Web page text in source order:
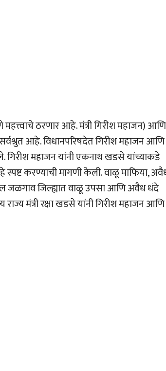
ठरणार आहे. मंत्री गिरीश महाजन) आणि
आहे. विधानपरिषदेत गिरीश महाजन आणि
गिरीश महाजन यांनी एकनाथ खडसे यांच्याकडे
करण्याची मागणी केली. वाळू माफिया,
जळगाव जिल्ह्यात वाळू उपसा आणि अवैध धंदे
मंत्री रक्षा खडसे यांनी गिरीश महाजन आणि